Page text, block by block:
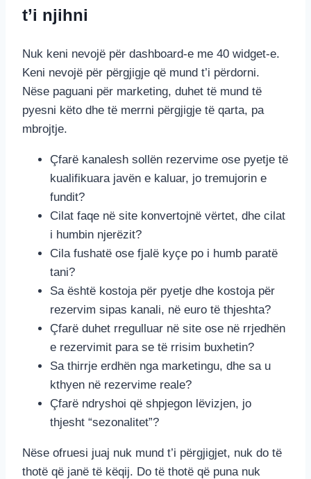
t’i njihni
Nuk keni nevojë për dashboard-e me 40 widget-e.
Keni nevojë për përgjigje që mund t’i përdorni.
Nëse paguani për marketing, duhet të mund të
pyesni këto dhe të merrni përgjigje të qarta, pa
mbrojtje.
Çfarë kanalesh sollën rezervime ose pyetje të
kualifikuara javën e kaluar, jo tremujorin e
fundit?
Cilat faqe në site konvertojnë vërtet, dhe cilat
i humbin njerëzit?
Cila fushatë ose fjalë kyçe po i humb paratë
tani?
Sa është kostoja për pyetje dhe kostoja për
rezervim sipas kanali, në euro të thjeshta?
Çfarë duhet rregulluar në site ose në rrjedhën
e rezervimit para se të rrisim buxhetin?
Sa thirrje erdhën nga marketingu, dhe sa u
kthyen në rezervime reale?
Çfarë ndryshoi që shpjegon lëvizjen, jo
thjesht “sezonalitet”?
Nëse ofruesi juaj nuk mund t’i përgjigjet, nuk do të
thotë që janë të këqij. Do të thotë që puna nuk